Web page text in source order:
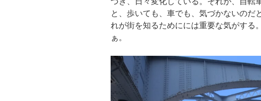
と、歩いても、車でも、気づかないのだ
れが街を知るためにには重要な気がする
ぁ。